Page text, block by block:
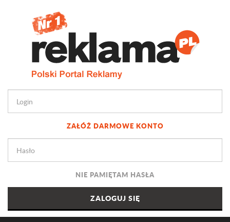
ZAŁÓŻ DARMOWE KONTO
NIE PAMIĘTAM HASŁA